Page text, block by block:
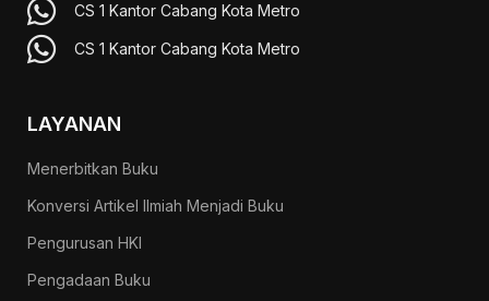
CS 1 Kantor Cabang Kota Metro
CS 1 Kantor Cabang Kota Metro
LAYANAN
Menerbitkan Buku
Konversi Artikel Ilmiah Menjadi Buku
Pengurusan HKI
Pengadaan Buku